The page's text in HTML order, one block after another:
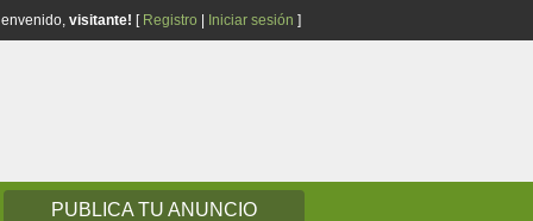
visitante! [ Registro Iniciar sesión ]
PUBLICA TU ANUNCIO